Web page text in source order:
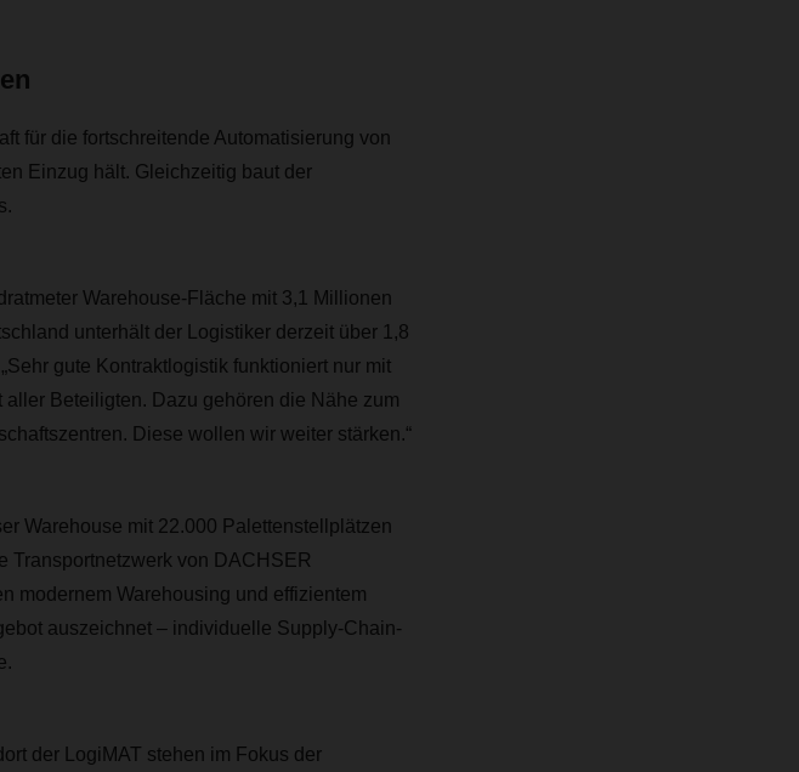
für die fortschreitende Automatisierung von
Einzug hält. Gleichzeitig baut der
Warehouse-Fläche mit 3,1 Millionen
unterhält der Logistiker derzeit über 1,8
gute Kontraktlogistik funktioniert nur mit
Beteiligten. Dazu gehören die Nähe zum
Diese wollen wir weiter stärken.“
Warehouse mit 22.000 Palettenstellplätzen
Transportnetzwerk von DACHSER
modernem Warehousing und effizientem
auszeichnet – individuelle Supply-Chain-
der LogiMAT stehen im Fokus der